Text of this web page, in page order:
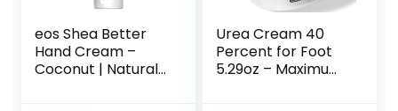
eos Shea Better
Hand Cream –
Coconut | Natural
Urea Cream 40
Percent for Foot
5.29oz – Maximum